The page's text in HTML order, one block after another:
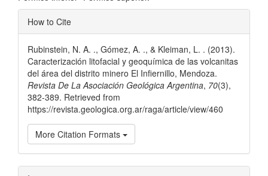
Article
Details
How to Cite
Rubinstein, N. A. ., Gómez, A. ., & Kleiman, L. . (2013).
Caracterización litofacial y geoquímica de las volcanitas
del área del distrito minero El Infiernillo, Mendoza.
Revista De La Asociación Geológica Argentina, 70(3),
382-389. Retrieved from
https://revista.geologica.org.ar/raga/article/view/460
More Citation Formats